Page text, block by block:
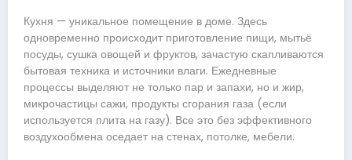
Кухня — уникальное помещение в доме. Здесь
одновременно происходит приготовление пищи, мытьё
посуды, сушка овощей и фруктов, зачастую скапливаются
бытовая техника и источники влаги. Ежедневные
процессы выделяют не только пар и запахи, но и жир,
микрочастицы сажи, продукты сгорания газа (если
используется плита на газу). Все это без эффективного
воздухообмена оседает на стенах, потолке, мебели.